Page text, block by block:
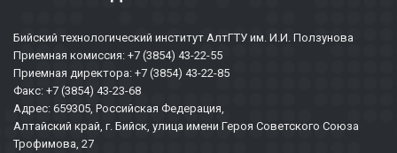
Бийский технологический институт АлтГТУ им. И.И. Ползунова
Приемная комиссия: +7 (3854) 43-22-55
Приемная директора: +7 (3854) 43-22-85
Факс: +7 (3854) 43-23-68
Адрес: 659305, Российская Федерация,
Алтайский край, г. Бийск, улица имени Героя Советского Союза
Трофимова, 27